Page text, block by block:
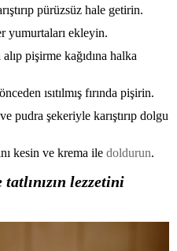
pürüzsüz hale getirin.
yumurtaları ekleyin.
pişirme kağıdına halka
ısıtılmış fırında pişirin.
pudra şekeriyle karıştırıp dolgu
kesin ve krema ile doldurun.
lezzetini